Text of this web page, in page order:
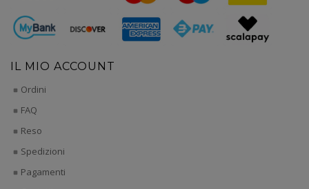
IL MIO ACCOUNT
Ordini
FAQ
Reso
Spedizioni
Pagamenti